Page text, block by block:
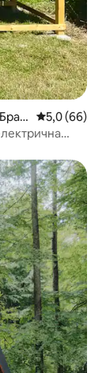
Просечна
5,0 (66)